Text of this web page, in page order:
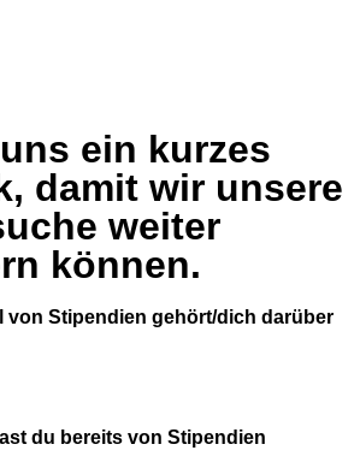
ein kurzes
damit wir unsere
weiter
können.
von Stipendien gehört/dich darüber
du bereits von Stipendien